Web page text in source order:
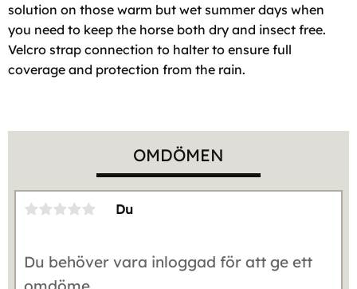
solution on those warm but wet summer days when
you need to keep the horse both dry and insect free.
Velcro strap connection to halter to ensure full
coverage and protection from the rain.
OMDÖMEN
Du